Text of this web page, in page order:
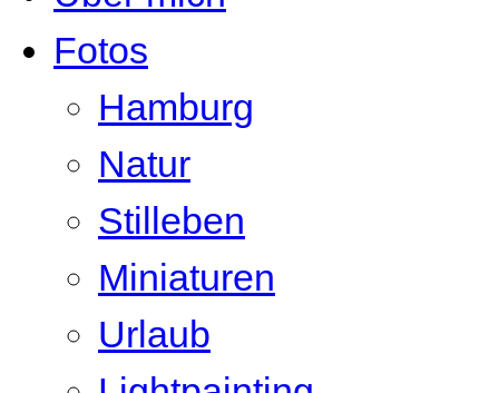
Fotos
Hamburg
Natur
Stilleben
Miniaturen
Urlaub